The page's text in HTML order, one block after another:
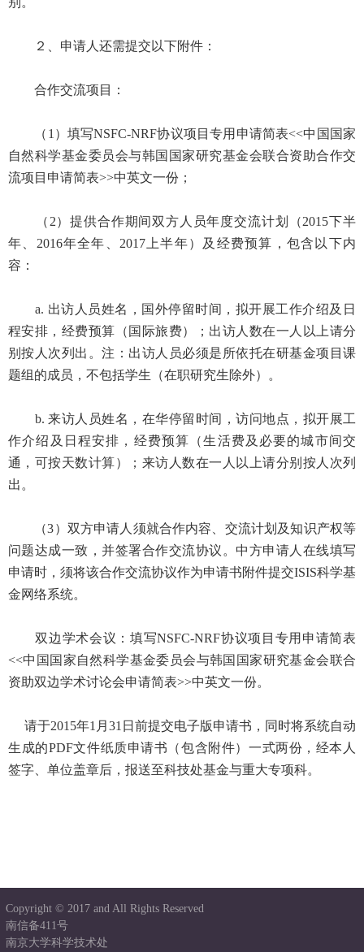
２、申请人还需提交以下附件：
合作交流项目：
（1）填写NSFC-NRF协议项目专用申请简表<<中国国家
自然科学基金委员会与韩国国家研究基金会联合资助合作交
流项目申请简表>>中英文一份；
（2）提供合作期间双方人员年度交流计划（2015下半
年、2016年全年、2017上半年）及经费预算，包含以下内
容：
a. 出访人员姓名，国外停留时间，拟开展工作介绍及日
程安排，经费预算（国际旅费）；出访人数在一人以上请分
别按人次列出。注：出访人员必须是所依托在研基金项目课
题组的成员，不包括学生（在职研究生除外）。
b. 来访人员姓名，在华停留时间，访问地点，拟开展工
作介绍及日程安排，经费预算（生活费及必要的城市间交
通，可按天数计算）；来访人数在一人以上请分别按人次列
出。
（3）双方申请人须就合作内容、交流计划及知识产权等
问题达成一致，并签署合作交流协议。中方申请人在线填写
申请时，须将该合作交流协议作为申请书附件提交ISIS科学基
金网络系统。
双边学术会议：填写NSFC-NRF协议项目专用申请简表
<<中国国家自然科学基金委员会与韩国国家研究基金会联合
资助双边学术讨论会申请简表>>中英文一份。
请于2015年1月31日前提交电子版申请书，同时将系统自动
生成的PDF文件纸质申请书（包含附件）一式两份，经本人
签字、单位盖章后，报送至科技处基金与重大专项科。
Copyright © 2017 and All Rights Reserved
南信备411号
南京大学科学技术处